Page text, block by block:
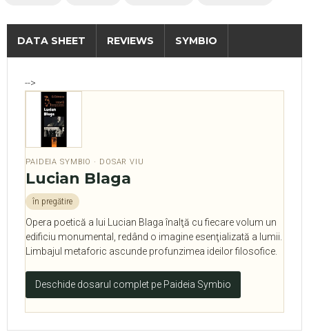
DATA SHEET REVIEWS SYMBIO
-->
PAIDEIA SYMBIO · DOSAR VIU
Lucian Blaga
în pregătire
Opera poetică a lui Lucian Blaga înalţă cu fiecare volum un
edificiu monumental, redând o imagine esenţializată a lumii.
Limbajul metaforic ascunde profunzimea ideilor filosofice.
Deschide dosarul complet pe Paideia Symbio